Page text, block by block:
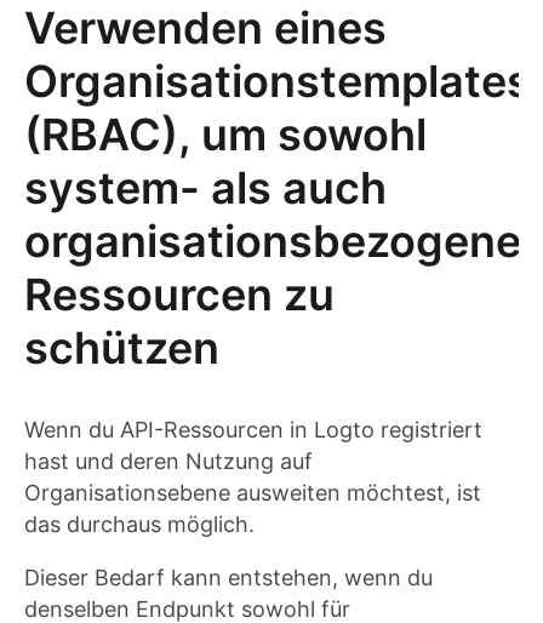
Verwenden eines
Organisationstemplates
(RBAC), um sowohl
system- als auch
organisationsbezogene
Ressourcen zu
schützen
Wenn du API-Ressourcen in Logto registriert
hast und deren Nutzung auf
Organisationsebene ausweiten möchtest, ist
das durchaus möglich.
Dieser Bedarf kann entstehen, wenn du
denselben Endpunkt sowohl für